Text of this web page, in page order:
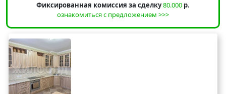
Фиксированная комиссия за сделку80.000 р.
ознакомиться с предложением >>>